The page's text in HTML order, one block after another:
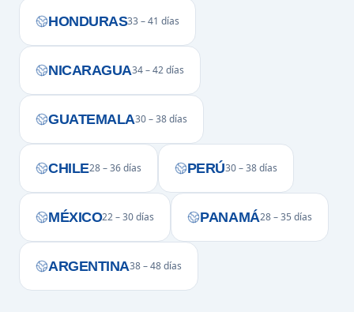
HONDURAS33 – 41 días
NICARAGUA34 – 42 días
GUATEMALA30 – 38 días
CHILE28 – 36 días PERÚ30 – 38 días
MÉXICO22 – 30 días PANAMÁ28 – 35 días
ARGENTINA38 – 48 días